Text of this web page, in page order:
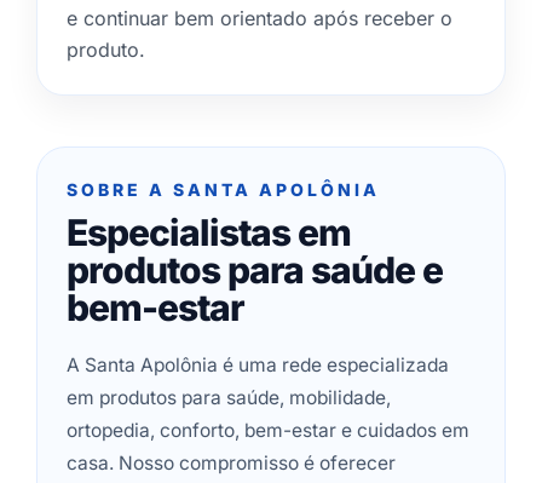
e continuar bem orientado após receber o
produto.
SOBRE A SANTA APOLÔNIA
Especialistas em
produtos para saúde e
bem-estar
A Santa Apolônia é uma rede especializada
em produtos para saúde, mobilidade,
ortopedia, conforto, bem-estar e cuidados em
casa. Nosso compromisso é oferecer